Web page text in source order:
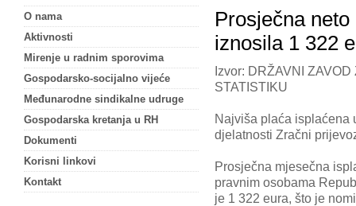
Prosječna
iznosila 1 322
Izvor: DRŽAVNI ZAVOD
STATISTIKU
Najviša plaća isplaćena
djelatnosti Zračni
Prosječna mjesečna
pravnim osobama
je 1 322 eura, što je
O nama
Aktivnosti
Mirenje u radnim sporovima
Gospodarsko-socijalno vijeće
Međunarodne sindikalne udruge
Gospodarska kretanja u RH
Dokumenti
Korisni linkovi
Kontakt